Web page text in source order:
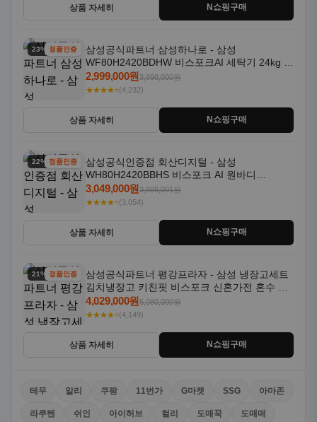
상품 자세히 N쇼핑구매
23% 할인정품인증
삼성공식파트너 삼성하나로 - 삼성
WF80H2420BDHW 비스포크AI 세탁기 24kg 건
조기 20kg 세제자동투입
2,999,000원3,898,000원
★★★★⭐(4,232)
상품 자세히 N쇼핑구매
22% 할인정품인증
삼성공식인증점 회산디지털 - 삼성
WH80H2420BBHS 비스포크 AI 원바디
24kg+20kg 세제자동투입 1등급
3,049,000원3,898,001원
★★★★⭐(3,054)
상품 자세히 N쇼핑구매
21% 할인정품인증
삼성공식파트너 평강프라자 - 삼성 냉장고세트
김치냉장고 키친핏 비스포크 신혼가전 혼수 입
주가전 빌트인 화이트
4,029,000원5,080,000원
★★★★⭐(4,149)
상품 자세히 N쇼핑구매
테무 알리 쿠팡 11번가 G마켓 SSG 아마존
라쿠텐 쉬인 아이허브 컬리 도매꾹 도매매